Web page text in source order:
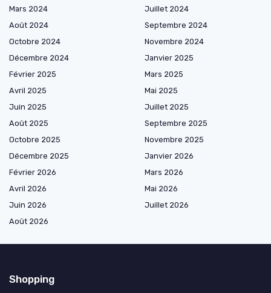
Mars 2024
Juillet 2024
Août 2024
Septembre 2024
Octobre 2024
Novembre 2024
Décembre 2024
Janvier 2025
Février 2025
Mars 2025
Avril 2025
Mai 2025
Juin 2025
Juillet 2025
Août 2025
Septembre 2025
Octobre 2025
Novembre 2025
Décembre 2025
Janvier 2026
Février 2026
Mars 2026
Avril 2026
Mai 2026
Juin 2026
Juillet 2026
Août 2026
Shopping